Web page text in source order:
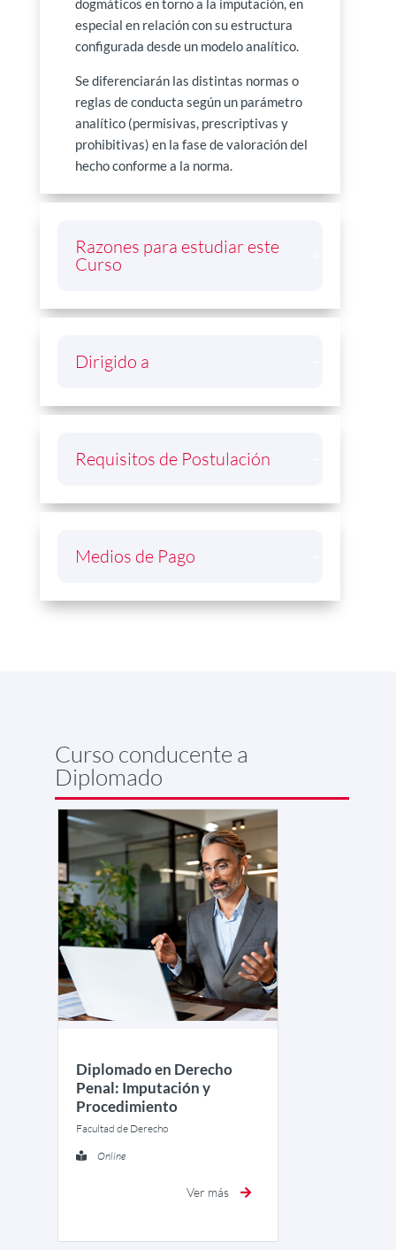
dogmáticos en torno a la imputación, en
especial en relación con su estructura
configurada desde un modelo analítico.
Se diferenciarán las distintas normas o
reglas de conducta según un parámetro
analítico (permisivas, prescriptivas y
prohibitivas) en la fase de valoración del
hecho conforme a la norma.
Razones para estudiar este
Curso
Dirigido a
Requisitos de Postulación
Medios de Pago
Curso conducente a
Diplomado
Diplomado en Derecho
Penal: Imputación y
Procedimiento
Facultad de Derecho
Online
Ver más